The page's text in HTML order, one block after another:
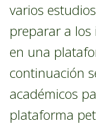
varios
preparar a
en una
continuación
académicos
plataforma